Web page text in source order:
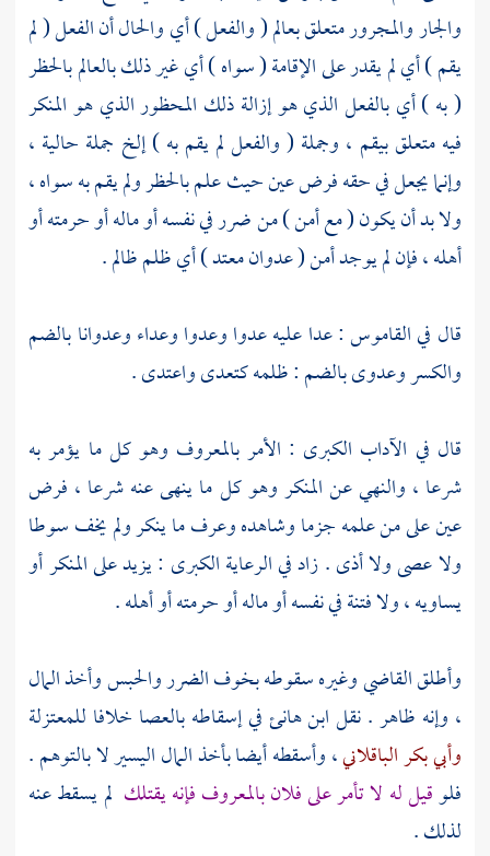
والجار والمجرور متعلق بعالم ( والفعل ) أي والحال أن الفعل ( لم
يقم ) أي لم يقدر على الإقامة ( سواه ) أي غير ذلك بالعالم بالحظر
( به ) أي بالفعل الذي هو إزالة ذلك المحظور الذي هو المنكر
فيه متعلق بيقم ، وجملة ( والفعل لم يقم به ) إلخ جملة حالية ،
وإنما يجعل في حقه فرض عين حيث علم بالحظر ولم يقم به سواه ،
ولا بد أن يكون ( مع أمن ) من ضرر في نفسه أو ماله أو حرمته أو
أهله ، فإن لم يوجد أمن ( عدوان معتد ) أي ظلم ظالم .
قال في القاموس : عدا عليه عدوا وعدوا وعداء وعدوانا بالضم
والكسر وعدوى بالضم : ظلمه كتعدى واعتدى .
قال في الآداب الكبرى : الأمر بالمعروف وهو كل ما يؤمر به
شرعا ، والنهي عن المنكر وهو كل ما ينهى عنه شرعا ، فرض
عين على من علمه جزما وشاهده وعرف ما ينكر ولم يخف سوطا
ولا عصى ولا أذى . زاد في الرعاية الكبرى : يزيد على المنكر أو
يساويه ، ولا فتنة في نفسه أو ماله أو حرمته أو أهله .
وأطلقالقاضيوغيره سقوطه بخوف الضرر والحبس وأخذ المال
، وإنه ظاهر . نقلابن هانئفي إسقاطه بالعصا خلافا للمعتزلة
وأبي بكر الباقلاني، وأسقطه أيضا بأخذ المال اليسير لا بالتوهم .
فلوقيل له لا تأمر على فلان بالمعروف فإنه يقتلك لم يسقط عنه
لذلك .